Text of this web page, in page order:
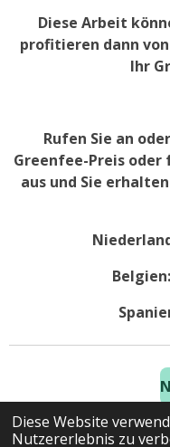
Diese Website
Nutzererlebnis zu
Diese Arbeit
profitieren dann
Ihr
Rufen Sie an
Greenfee-Preis oder
aus und Sie